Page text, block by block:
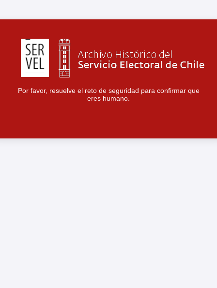
Por favor, resuelve el reto de seguridad para confirmar que
eres humano.